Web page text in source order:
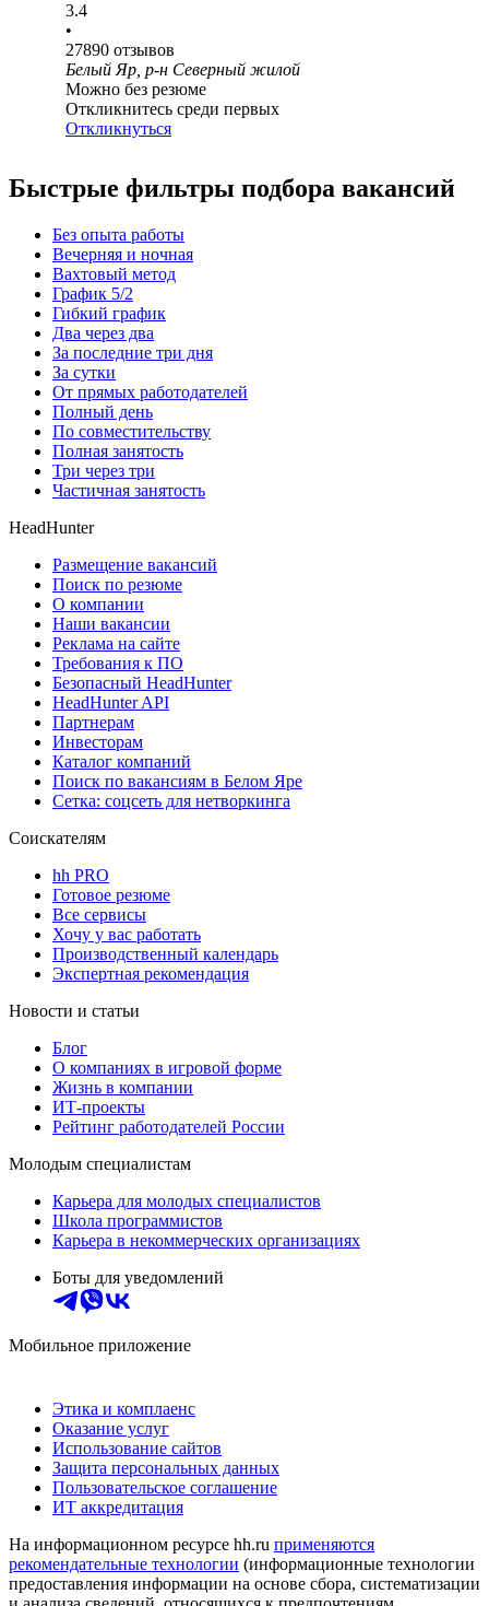
3.4
•
27890 отзывов
Белый Яр, р-н Северный жилой
Можно без резюме
Откликнитесь среди первых
Откликнуться
Быстрые фильтры подбора вакансий
Без опыта работы
Вечерняя и ночная
Вахтовый метод
График 5/2
Гибкий график
Два через два
За последние три дня
За сутки
От прямых работодателей
Полный день
По совместительству
Полная занятость
Три через три
Частичная занятость
HeadHunter
Размещение вакансий
Поиск по резюме
О компании
Наши вакансии
Реклама на сайте
Требования к ПО
Безопасный HeadHunter
HeadHunter API
Партнерам
Инвесторам
Каталог компаний
Поиск по вакансиям в Белом Яре
Сетка: соцсеть для нетворкинга
Соискателям
hh PRO
Готовое резюме
Все сервисы
Хочу у вас работать
Производственный календарь
Экспертная рекомендация
Новости и статьи
Блог
О компаниях в игровой форме
Жизнь в компании
ИТ-проекты
Рейтинг работодателей России
Молодым специалистам
Карьера для молодых специалистов
Школа программистов
Карьера в некоммерческих организациях
Боты для уведомлений
Мобильное приложение
Этика и комплаенс
Оказание услуг
Использование сайтов
Защита персональных данных
Пользовательское соглашение
ИТ аккредитация
На информационном ресурсе hh.ru применяются
рекомендательные технологии (информационные технологии
предоставления информации на основе сбора, систематизации